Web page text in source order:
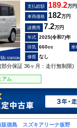
支払総額 189.2万円
車両価格 182万円
諸費用 7.2万円
2025(令和7)年
660cc
なし
分保証 36ヶ月：走行無制限)
アム
販徳島 スズキアリーナ板野